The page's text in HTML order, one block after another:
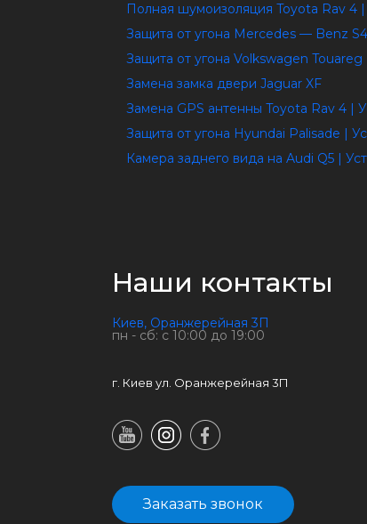
Полная шумоизоляция Toyota Rav 4
Защита от угона Mercedes — Benz
Защита от угона Volkswagen
Замена замка двери Jaguar XF
Замена GPS антенны Toyota Rav 4 |
Защита от угона Hyundai Palisade |
Камера заднего вида на Audi Q5 |
Наши контакты
Киев, Оранжерейная 3П
пн - сб: с 10:00 до 19:00
г. Киев ул. Оранжерейная 3П
Заказать звонок